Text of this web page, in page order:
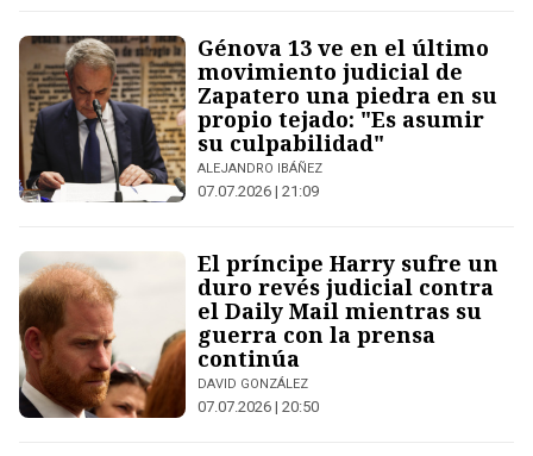
Génova 13 ve en el último
movimiento judicial de
Zapatero una piedra en su
propio tejado: "Es asumir
su culpabilidad"
ALEJANDRO IBÁÑEZ
07.07.2026 | 21:09
El príncipe Harry sufre un
duro revés judicial contra
el Daily Mail mientras su
guerra con la prensa
continúa
DAVID GONZÁLEZ
07.07.2026 | 20:50